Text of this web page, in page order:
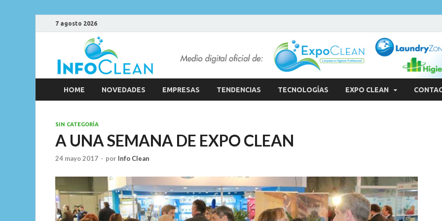
7 agosto 2026
HOME NOVEDADES EMPRESAS TENDENCIAS TECNOLOGÍAS EXPO CLEAN
SIN CATEGORÍA
A UNA SEMANA DE EXPO CLEAN
24 mayo 2017 - por Info Clean